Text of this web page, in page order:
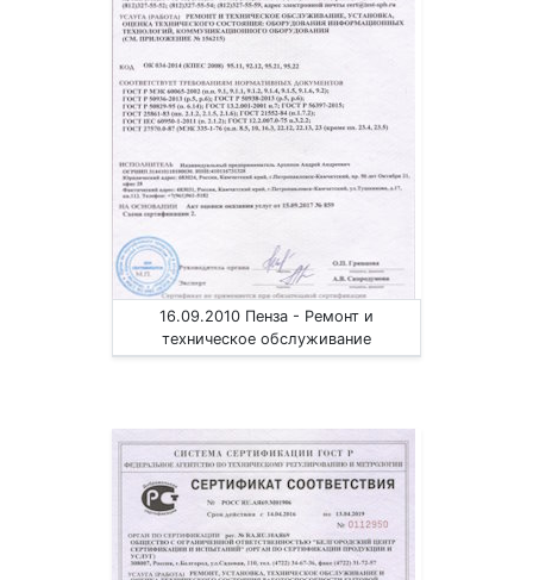
16.09.2010 Пенза - Ремонт и
техническое обслуживание
коммуникационного оборудования